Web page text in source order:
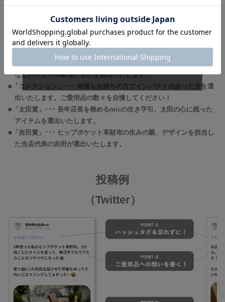
終了いたしました。
投稿いただいたご愛用品の中から５つの部門で表彰いたします。
■「エイジング」･･･ 驚くような経年変化を遂げたご愛用品を選出しま
■「エピソード」･･･ ご愛用品にまつわる思い出、ご使用に至った裏話
などの中から印象深いものを選出いたします。
■「コレクション」･･･ 何個もお持ちの方でインパクトのあった方を選
出いたします。ご愛用品の数々を自慢してください！
■「太田賞」･･･ 長年店長を務めるmicの生き字引、太田の心に残った
アイテムを選出いたします。
■「吉田賞」･･･ ヒップポケット革財布の生みの親、デザインを担当し
た当店代表の吉田が選出いたします。
投稿例
（Twitter）